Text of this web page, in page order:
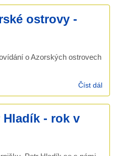
ostrovy -
o Azorských ostrovech
Číst dál
-
Hladík - rok v